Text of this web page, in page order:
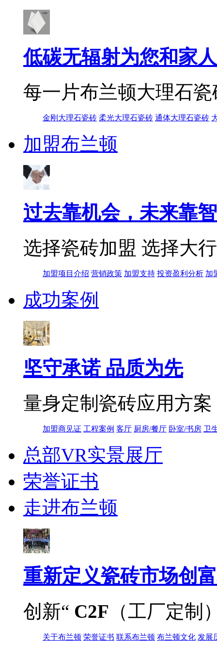
低碳无辐射为您和家
每一片布兰顿大理石
金刚大理石瓷砖 柔光大理石瓷砖 通体大理石瓷砖
加盟布兰顿
过去靠机会，未来靠
选择瓷砖加盟 选择大
加盟项目介绍 营销政策 加盟支持 投资盈利分析 加
成功案例
坚守承诺 品质为先
量身定制瓷砖应用方
加盟商见证 工程案例 客厅 厨房/餐厅 卧室/书房 卫
总部VR实景展厅
荣誉证书
走进布兰顿
重新定义瓷砖市场创
创新“ C2F （工厂定制
关于布兰顿 荣誉证书 联系布兰顿 布兰顿文化 发展